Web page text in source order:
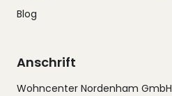
Blog
Anschrift
Wohncenter Nordenham GmbH